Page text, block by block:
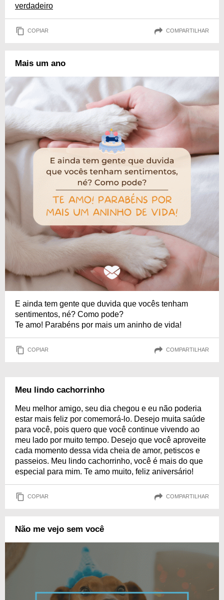
verdadeiro
COPIAR COMPARTILHAR
Mais um ano
E ainda tem gente que duvida que vocês tenham
sentimentos, né? Como pode?
Te amo! Parabéns por mais um aninho de vida!
COPIAR COMPARTILHAR
Meu lindo cachorrinho
Meu melhor amigo, seu dia chegou e eu não poderia
estar mais feliz por comemorá-lo. Desejo muita saúde
para você, pois quero que você continue vivendo ao
meu lado por muito tempo. Desejo que você aproveite
cada momento dessa vida cheia de amor, petiscos e
passeios. Meu lindo cachorrinho, você é mais do que
especial para mim. Te amo muito, feliz aniversário!
COPIAR COMPARTILHAR
Não me vejo sem você